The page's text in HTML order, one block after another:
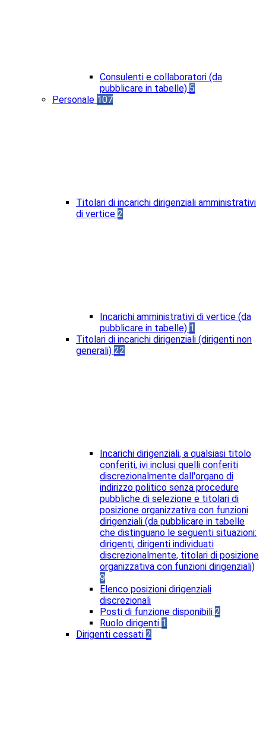
Consulenti e collaboratori (da
pubblicare in tabelle) 5
Personale 107
Titolari di incarichi dirigenziali amministrativi
di vertice 2
Incarichi amministrativi di vertice (da
pubblicare in tabelle) 1
Titolari di incarichi dirigenziali (dirigenti non
generali) 22
Incarichi dirigenziali, a qualsiasi titolo
conferiti, ivi inclusi quelli conferiti
discrezionalmente dall'organo di
indirizzo politico senza procedure
pubbliche di selezione e titolari di
posizione organizzativa con funzioni
dirigenziali (da pubblicare in tabelle
che distinguano le seguenti situazioni:
dirigenti, dirigenti individuati
discrezionalmente, titolari di posizione
organizzativa con funzioni dirigenziali)
9
Elenco posizioni dirigenziali
discrezionali
Posti di funzione disponibili 2
Ruolo dirigenti 1
Dirigenti cessati 2